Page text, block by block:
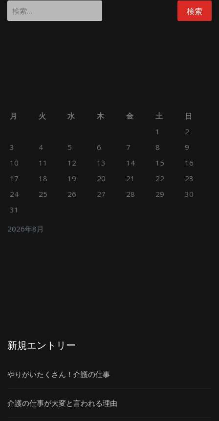
検
索:
2026年8月
月 火 水 木 金 土
日
1
2
3
4 5 6 7 8
9
10
11 12 13 14 15
16
17
18 19 20 21 22
23
24
25 26 27 28 29
30
31
新規エントリー
やりがいたくさん！介護の仕事
介護の仕事が大変と言われる理由